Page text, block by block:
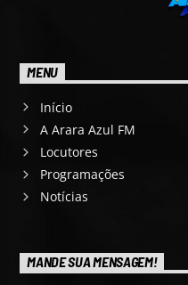
MENU
Início
A Arara Azul FM
Locutores
Programações
Notícias
MANDE SUA MENSAGEM!